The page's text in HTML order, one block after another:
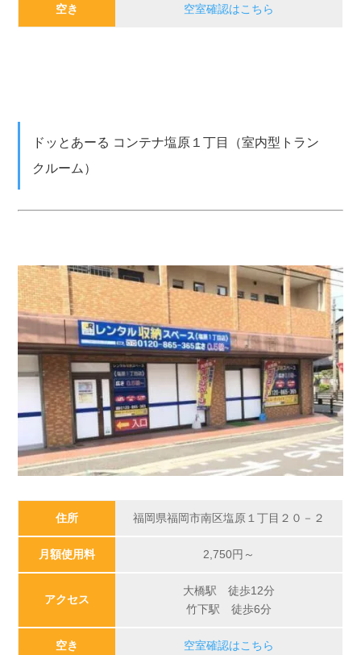
空き 空室確認はこちら
ドッとあーる コンテナ塩原１丁目（室内型トラン
クルーム）
住所 福岡県福岡市南区塩原１丁目２０－２
月額使用料 2,750円～
アクセス
大橋駅 徒歩12分
竹下駅 徒歩6分
空き 空室確認はこちら